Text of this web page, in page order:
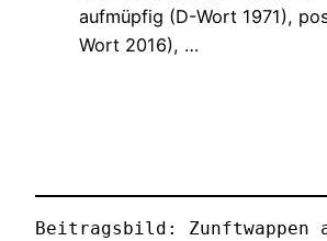
aufmüpfig (D-Wort 1971),
Wort 2016), …
Beitragsbild: Zunftwappen